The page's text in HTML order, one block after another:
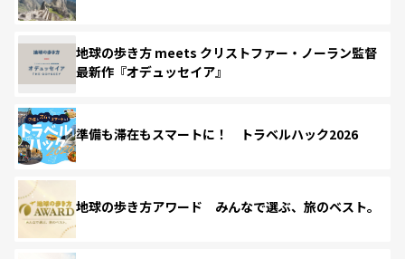
地球の歩き方 meets クリストファー・ノーラン監督
最新作『オデュッセイア』
準備も滞在もスマートに！ トラベルハック2026
地球の歩き方アワード みんなで選ぶ、旅のベスト。